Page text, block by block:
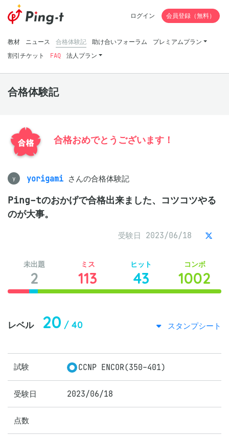
教材 ニュース 合格体験記 助け合いフォーラム
プレミアムプラン
割引チケット
FAQ 法人プラン
ログイン 会員登録（無料）
合格体験記
合格おめでとうございます！
y yorigami さんの合格体験記
Ping-tのおかげで合格出来ました、コツコツやる
のが大事。
受験日 2023/06/18
未出題
2
ミス
113
ヒット
43
コンボ
1002
レベル 20 / 40 スタンプシート
試験 CCNP ENCOR(350-401)
受験日 2023/06/18
点数